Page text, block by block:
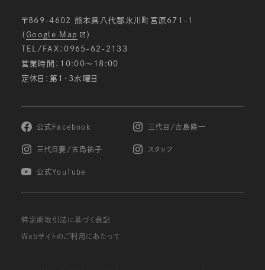
〒869-4602 熊本県八代郡氷川町宮原671-1
（ Google Map
）
TEL/FAX：0965-62-2133
営業時間：10:00〜18:00
定休日：第1・3水曜日
公式Facebook 三代目/古島隆一
三代目妻/古島祐子 スタッフ
公式YouTube
特定商取引法に基づく表記
Webサイトのご利用にあたって